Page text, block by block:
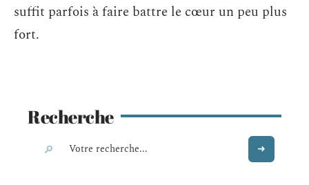
suffit parfois à faire battre le cœur un peu plus
fort.
Recherche